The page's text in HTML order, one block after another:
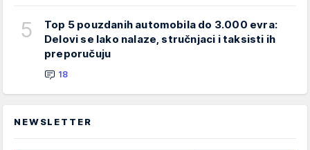
5
Top 5 pouzdanih automobila do 3.000 evra:
Delovi se lako nalaze, stručnjaci i taksisti ih
preporučuju
18
NEWSLETTER